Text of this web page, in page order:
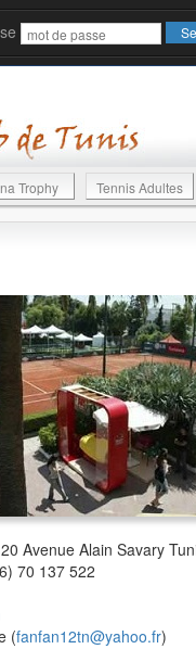
Trophy Tennis Adultes
Avenue Alain Savary
70 137 522
(fanfan12tn@yahoo.fr)